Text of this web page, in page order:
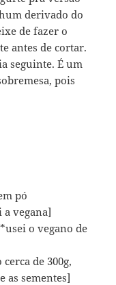
derivado do
de fazer o
antes de cortar.
seguinte. É um
pois
pó
a vegana]
o vegano de
de 300g,
as sementes]